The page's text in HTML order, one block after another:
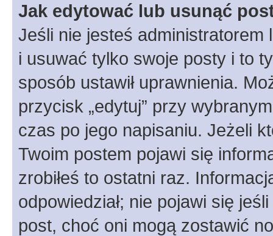
Jak edytować lub usunąć
Jeśli nie jesteś
i usuwać tylko swoje posty i to
sposób ustawił uprawnienia.
przycisk „edytuj” przy
czas po jego napisaniu. Jeżeli
Twoim postem pojawi się
zrobiłeś to ostatni raz.
odpowiedział; nie pojawi się
post, choć oni mogą zostawić